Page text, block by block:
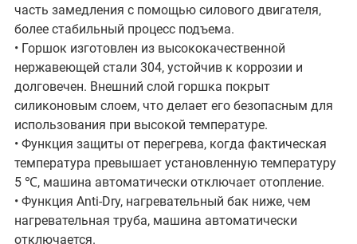
часть замедления с помощью силового двигателя,
более стабильный процесс подъема.
• Горшок изготовлен из высококачественной
нержавеющей стали 304, устойчив к коррозии и
долговечен. Внешний слой горшка покрыт
силиконовым слоем, что делает его безопасным для
использования при высокой температуре.
• Функция защиты от перегрева, когда фактическая
температура превышает установленную температуру
5 ℃, машина автоматически отключает отопление.
• Функция Anti-Dry, нагревательный бак ниже, чем
нагревательная труба, машина автоматически
отключается.